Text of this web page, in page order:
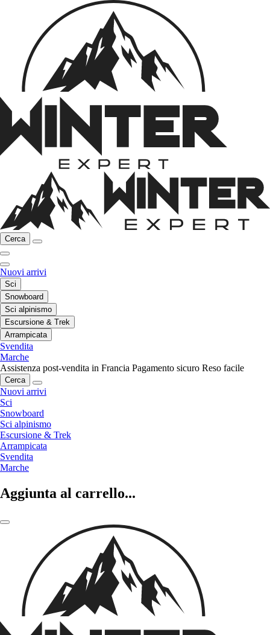
Cerca
Nuovi arrivi
Sci
Snowboard
Sci alpinismo
Escursione & Trek
Arrampicata
Svendita
Marche
Assistenza post-vendita in Francia Pagamento sicuro Reso facile
Cerca
Nuovi arrivi
Sci
Snowboard
Sci alpinismo
Escursione & Trek
Arrampicata
Svendita
Marche
Aggiunta al carrello...